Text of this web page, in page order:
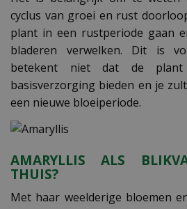
cyclus van groei en rust
plant in een rustperiode gaan
bladeren verwelken. Dit is
betekent niet dat de
basisverzorging bieden en je
een nieuwe bloeiperiode.
AMARYLLIS ALS
THUIS?
Met haar weelderige bloemen